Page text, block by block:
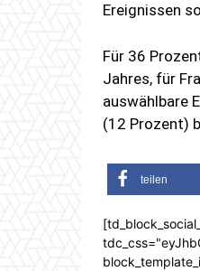
Ereignissen
Für 36
Jahres, für
auswählbare
(12 Prozent)
teilen